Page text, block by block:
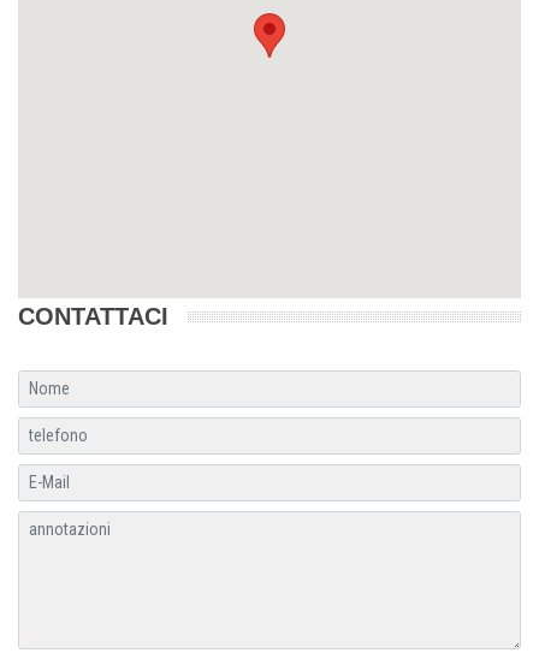
CONTATTACI